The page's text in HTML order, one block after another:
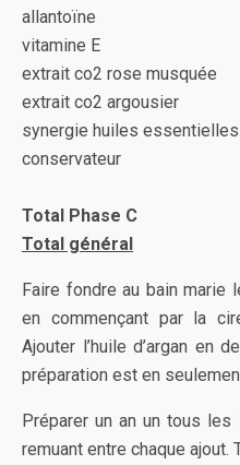
allantoïne
vitamine E
extrait co2 rose musquée
extrait co2 argousier
synergie huiles essentielles
conservateur
Total Phase C
Total général
Faire fondre au bain marie
en commençant par la
Ajouter l’huile d’argan en
préparation est en
Préparer un an un tous
remuant entre chaque ajout.